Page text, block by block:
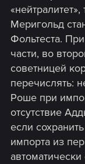
Меригольд
Фольтеста.
части, во
советницей
перечислять:
Роше при
отсутствие
если
импорта из
автоматически